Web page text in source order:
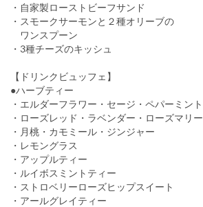
・自家製ローストビーフサンド
・スモークサーモンと２種オリーブの
ワンスプーン
・3種チーズのキッシュ
【ドリンクビュッフェ】
●ハーブティー
・エルダーフラワー・セージ・ペパーミント
・ローズレッド・ラベンダー・ローズマリー
・月桃・カモミール・ジンジャー
・レモングラス
・アップルティー
・ルイボスミントティー
・ストロベリーローズヒップスイート
・アールグレイティー